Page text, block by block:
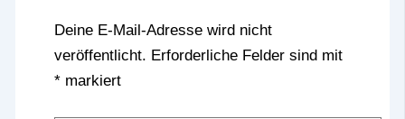
Deine E-Mail-Adresse wird nicht
veröffentlicht. Erforderliche Felder sind mit
*markiert